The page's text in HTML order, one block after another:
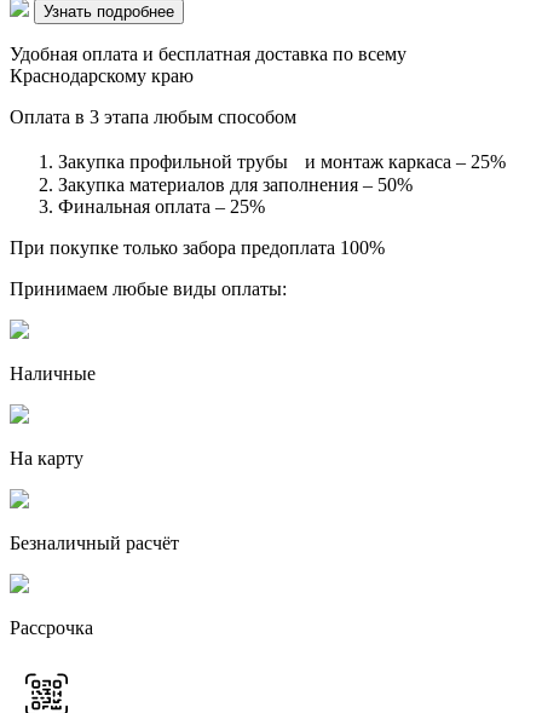
Узнать подробнее
Удобная оплата и бесплатная доставка по всему
Краснодарскому краю
Оплата в 3 этапа любым способом
Закупка профильной трубы и монтаж каркаса – 25%
Закупка материалов для заполнения – 50%
Финальная оплата – 25%
При покупке только забора предоплата 100%
Принимаем любые виды оплаты:
Наличные
На карту
Безналичный расчёт
Рассрочка